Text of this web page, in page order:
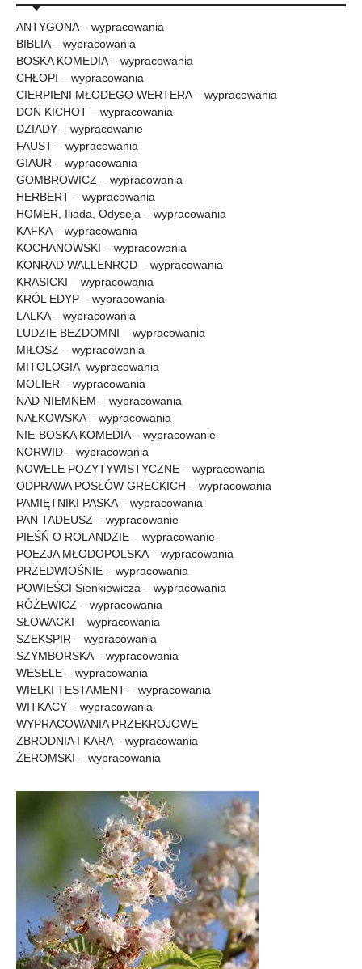
ANTYGONA – wypracowania
BIBLIA – wypracowania
BOSKA KOMEDIA – wypracowania
CHŁOPI – wypracowania
CIERPIENI MŁODEGO WERTERA – wypracowania
DON KICHOT – wypracowania
DZIADY – wypracowanie
FAUST – wypracowania
GIAUR – wypracowania
GOMBROWICZ – wypracowania
HERBERT – wypracowania
HOMER, Iliada, Odyseja – wypracowania
KAFKA – wypracowania
KOCHANOWSKI – wypracowania
KONRAD WALLENROD – wypracowania
KRASICKI – wypracowania
KRÓL EDYP – wypracowania
LALKA – wypracowania
LUDZIE BEZDOMNI – wypracowania
MIŁOSZ – wypracowania
MITOLOGIA -wypracowania
MOLIER – wypracowania
NAD NIEMNEM – wypracowania
NAŁKOWSKA – wypracowania
NIE-BOSKA KOMEDIA – wypracowanie
NORWID – wypracowania
NOWELE POZYTYWISTYCZNE – wypracowania
ODPRAWA POSŁÓW GRECKICH – wypracowania
PAMIĘTNIKI PASKA – wypracowania
PAN TADEUSZ – wypracowanie
PIEŚŃ O ROLANDZIE – wypracowanie
POEZJA MŁODOPOLSKA – wypracowania
PRZEDWIOŚNIE – wypracowania
POWIEŚCI Sienkiewicza – wypracowania
RÓŻEWICZ – wypracowania
SŁOWACKI – wypracowania
SZEKSPIR – wypracowania
SZYMBORSKA – wypracowania
WESELE – wypracowania
WIELKI TESTAMENT – wypracowania
WITKACY – wypracowania
WYPRACOWANIA PRZEKROJOWE
ZBRODNIA I KARA – wypracowania
ŻEROMSKI – wypracowania